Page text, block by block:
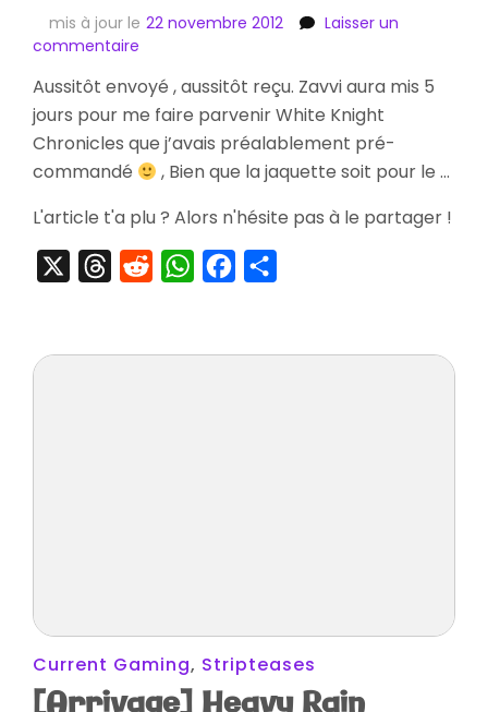
mis à jour le 22 novembre 2012
Laisser un
commentaire
White
Knight
Chronicles
Aussitôt envoyé , aussitôt reçu. Zavvi aura mis 5
jours pour me faire parvenir White Knight
Chronicles que j’avais préalablement pré-
commandé
, Bien que la jaquette soit pour le …
L'article t'a plu ? Alors n'hésite pas à le partager !
ThreadsRedditWhatsAppFacebook
Current Gaming, Stripteases